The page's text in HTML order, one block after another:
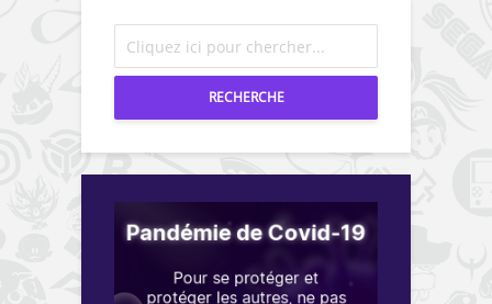
RECHERCHE